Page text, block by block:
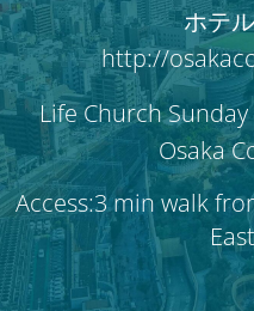
ホテ
http://
Life Church
Osaka
Access:3 min walk